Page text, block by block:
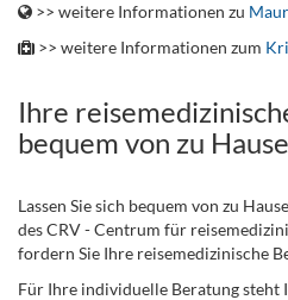
>> weitere Informationen zu
>> weitere Informationen zum
Ihre
bequem von zu Hause
Lassen Sie sich bequem von zu
des CRV - Centrum für
fordern Sie Ihre reisemedizinische
Für Ihre individuelle Beratung steht